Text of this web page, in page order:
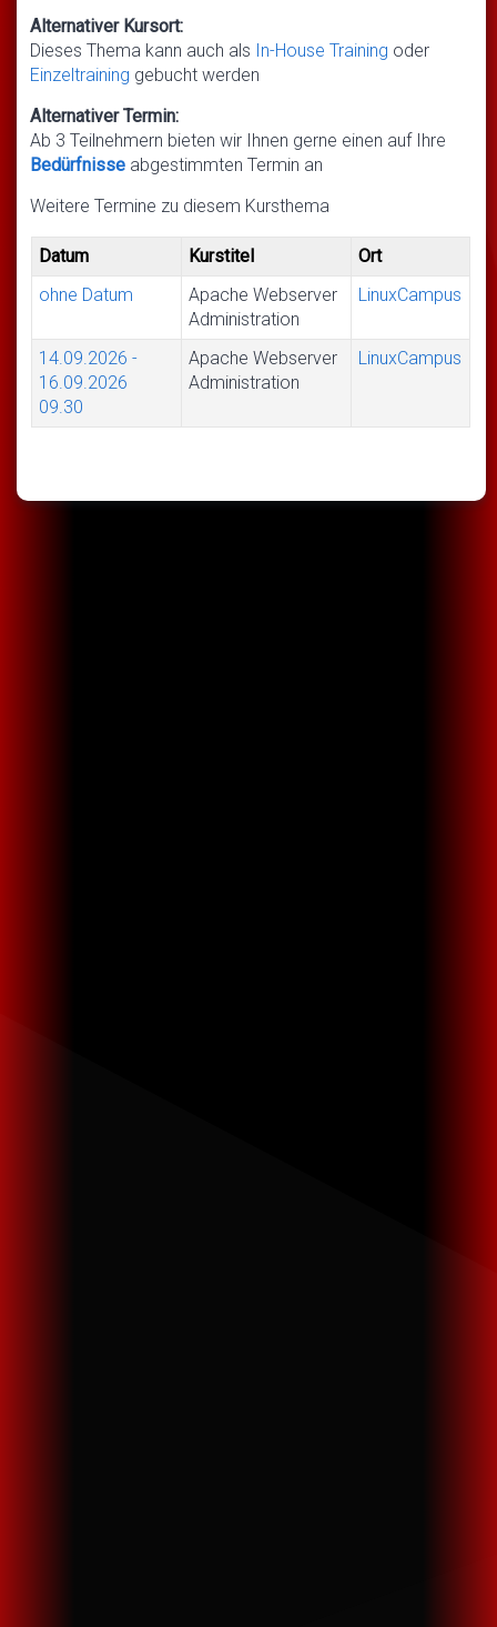
Alternativer Kursort:
Dieses Thema kann auch als In-House Training oder
Einzeltraining gebucht werden
Alternativer Termin:
Ab 3 Teilnehmern bieten wir Ihnen gerne einen auf Ihre
Bedürfnisse abgestimmten Termin an
Weitere Termine zu diesem Kursthema
Datum Kurstitel
Ort
ohne Datum
Apache Webserver
Administration
LinuxCampus
14.09.2026 -
16.09.2026
09.30
Apache Webserver
Administration
LinuxCampus